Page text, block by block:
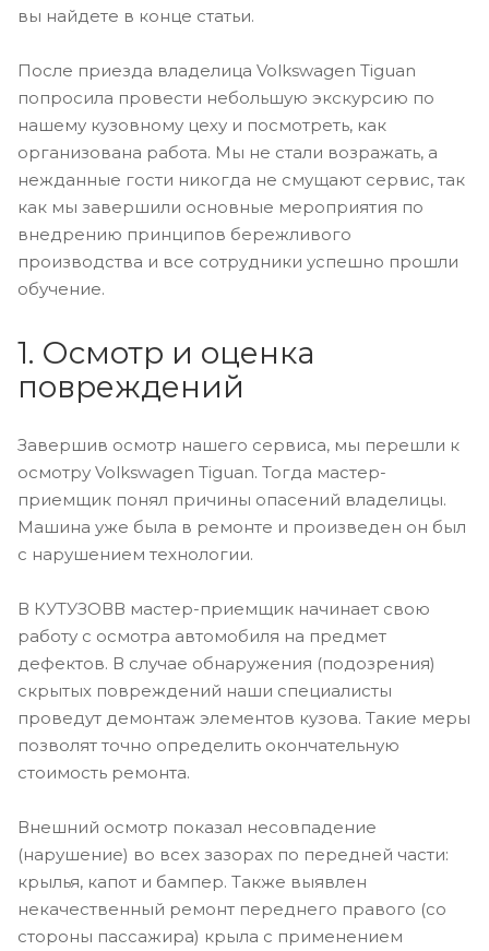
вы найдете в конце статьи.
После приезда владелица Volkswagen Tiguan
попросила провести небольшую экскурсию по
нашему кузовному цеху и посмотреть, как
организована работа. Мы не стали возражать, а
нежданные гости никогда не смущают сервис, так
как мы завершили основные мероприятия по
внедрению принципов бережливого
производства и все сотрудники успешно прошли
обучение.
1. Осмотр и оценка
повреждений
Завершив осмотр нашего сервиса, мы перешли к
осмотру Volkswagen Tiguan. Тогда мастер-
приемщик понял причины опасений владелицы.
Машина уже была в ремонте и произведен он был
с нарушением технологии.
В КУТУЗОВВ мастер-приемщик начинает свою
работу с осмотра автомобиля на предмет
дефектов. В случае обнаружения (подозрения)
скрытых повреждений наши специалисты
проведут демонтаж элементов кузова. Такие меры
позволят точно определить окончательную
стоимость ремонта.
Внешний осмотр показал несовпадение
(нарушение) во всех зазорах по передней части:
крылья, капот и бампер. Также выявлен
некачественный ремонт переднего правого (со
стороны пассажира) крыла с применением